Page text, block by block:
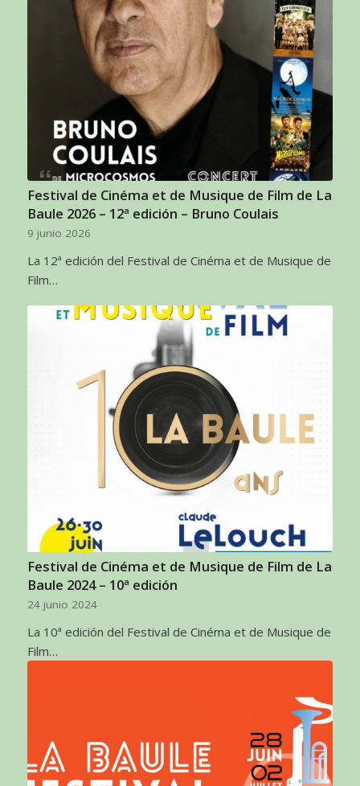
Festival de Cinéma et de Musique de Film de La
Baule 2026 – 12ª edición – Bruno Coulais
9 junio 2026
La 12ª edición del Festival de Cinéma et de Musique de
Film…
Festival de Cinéma et de Musique de Film de La
Baule 2024 – 10ª edición
24 junio 2024
La 10ª edición del Festival de Cinéma et de Musique de
Film…